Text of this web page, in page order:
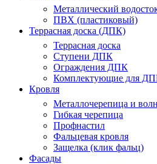
Металлический
ПВХ (пластиковый)
Террасная доска (ДПК)
Террасная доска
Ступени ДПК
Ограждения ДПК
Комплектующие для
Кровля
Металлочерепица и
Гибкая черепица
Профнастил
Фальцевая кровля
Защелка (клик фальц)
Фасады